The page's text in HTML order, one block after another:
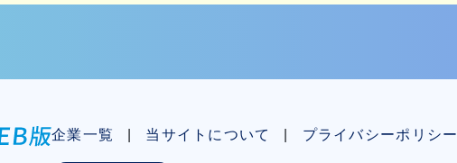
企業一覧 当サイトについて プライバシーポリシー